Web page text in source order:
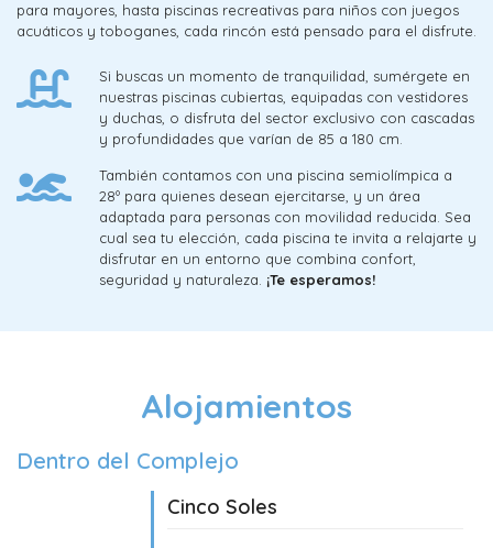
para mayores, hasta piscinas recreativas para niños con juegos
acuáticos y toboganes, cada rincón está pensado para el disfrute.
Si buscas un momento de tranquilidad, sumérgete en
nuestras piscinas cubiertas, equipadas con vestidores
y duchas, o disfruta del sector exclusivo con cascadas
y profundidades que varían de 85 a 180 cm.
También contamos con una piscina semiolímpica a
28º para quienes desean ejercitarse, y un área
adaptada para personas con movilidad reducida. Sea
cual sea tu elección, cada piscina te invita a relajarte y
disfrutar en un entorno que combina confort,
seguridad y naturaleza. ¡Te esperamos!
Alojamientos
Dentro del Complejo
Cinco Soles